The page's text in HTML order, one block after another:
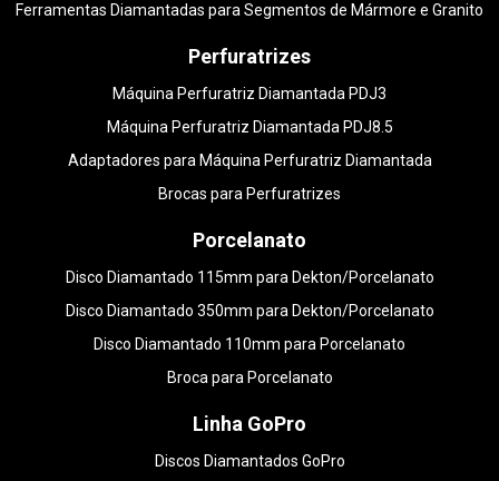
Ferramentas Diamantadas para Segmentos de Mármore e Granito
Perfuratrizes
Máquina Perfuratriz Diamantada PDJ3
Máquina Perfuratriz Diamantada PDJ8.5
Adaptadores para Máquina Perfuratriz Diamantada
Brocas para Perfuratrizes
Porcelanato
Disco Diamantado 115mm para Dekton/Porcelanato
Disco Diamantado 350mm para Dekton/Porcelanato
Disco Diamantado 110mm para Porcelanato
Broca para Porcelanato
Linha GoPro
Discos Diamantados GoPro